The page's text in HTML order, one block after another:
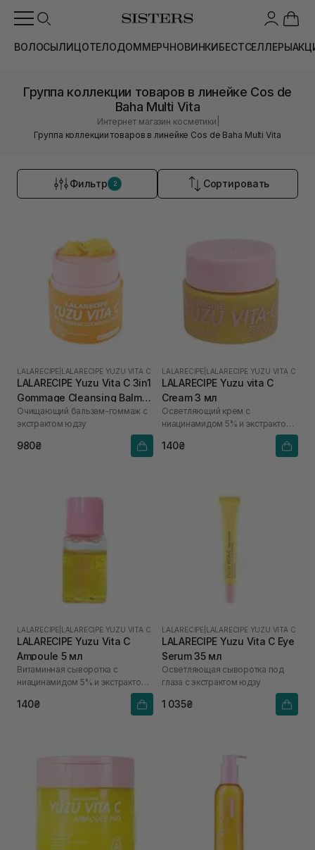
ВОЛОСЫЛИЦОТЕЛОДОММЕРЧНОВИНКИБЕСТСЕЛЛЕРЫ
Группа коллекции товаров в линейке Cos de
Baha Multi Vita
Интернет магазин косметики
Группа коллекции товаров в линейке Cos de Baha Multi Vita
Фильтр 2 Сортировать
LALARECIPE LALARECIPE YUZU VITA C
LALARECIPE Yuzu Vita C 3in1
Gommage Cleansing Balm
50 мл
Очищающий бальзам-гоммаж с
экстрактом юдзу
980₴
LALARECIPE LALARECIPE YUZU VITA C
LALARECIPE Yuzu vita C
Cream 3 мл
Осветляющий крем с
ниацинамидом 5% и экстрактом
140₴
LALARECIPE LALARECIPE YUZU VITA C
LALARECIPE Yuzu Vita C
Ampoule 5 мл
Витаминная сыворотка с
ниацинамидом 5% и экстрактом
140₴
LALARECIPE LALARECIPE YUZU VITA C
LALARECIPE Yuzu Vita C Eye
Serum 35 мл
Осветляющая сыворотка под
глаза с экстрактом юдзу
1 035₴